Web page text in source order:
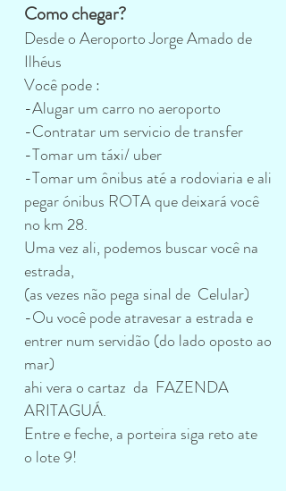
Como chegar?
Desde o Aeroporto Jorge Amado de
Ilhéus
Você pode :
-Alugar um carro no aeroporto
-Contratar um servicio de transfer
-Tomar um táxi/ uber
-Tomar um ônibus até a rodoviaria e ali
pegar ónibus ROTA que deixará você
no km 28.
Uma vez ali, podemos buscar você na
estrada,
(as vezes não pega sinal de Celular)
-Ou você pode atravesar a estrada e
entrer num servidão (do lado oposto ao
mar)
ahi vera o cartaz da FAZENDA
ARITAGUÁ.
Entre e feche, a porteira siga reto ate
o lote 9!